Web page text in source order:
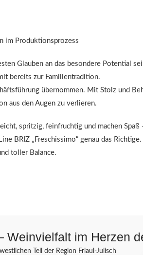
im Produktionsprozess
Glauben an das besondere Potential
bereits zur Familientradition.
übernommen. Mit Stolz und
aus den Augen zu verlieren.
spritzig, feinfruchtig und machen Spaß
BRIZ „Freschissimo“ genau das
toller Balance.
im Herzen
Teil der Region Friaul-Julisch